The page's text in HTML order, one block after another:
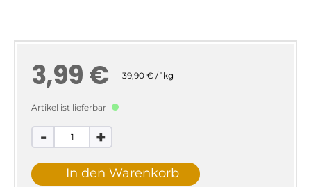
3,99 € 39,90 € / 1kg
Artikel ist lieferbar
- +
In den Warenkorb